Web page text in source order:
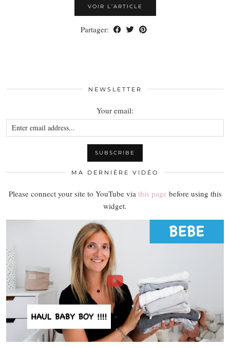
VOIR L’ARTICLE
Partager:
NEWSLETTER
Your email:
MA DERNIÈRE VIDÉO
Please connect your site to YouTube via this page before using this
widget.